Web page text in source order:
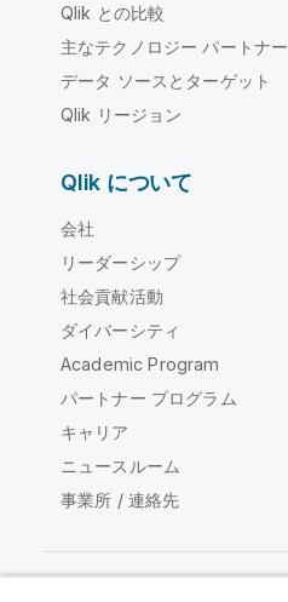
Qlik との比較
主なテクノロジー パートナー
データ ソースとターゲット
Qlik リージョン
Qlik について
会社
リーダーシップ
社会貢献活動
ダイバーシティ
Academic Program
パートナー プログラム
キャリア
ニュースルーム
事業所 / 連絡先